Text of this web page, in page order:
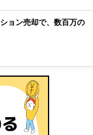
ョン売却で、数百万の